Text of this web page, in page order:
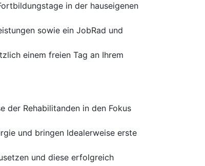
in der hauseigenen
sowie ein JobRad und
einem freien Tag an Ihrem
der Rehabilitanden in den Fokus
und bringen Idealerweise erste
und diese erfolgreich